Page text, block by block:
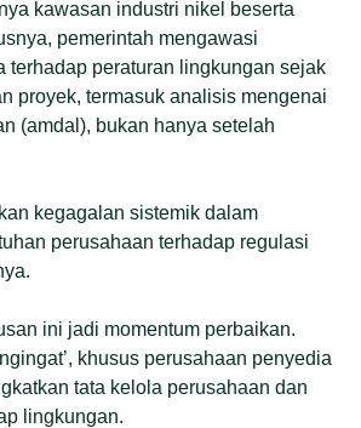
kawasan industri nikel beserta
pemerintah mengawasi
terhadap peraturan lingkungan sejak
proyek, termasuk analisis mengenai
(amdal), bukan hanya setelah
kegagalan sistemik dalam
perusahaan terhadap regulasi
ini jadi momentum perbaikan.
khusus perusahaan penyedia
tata kelola perusahaan dan
lingkungan.